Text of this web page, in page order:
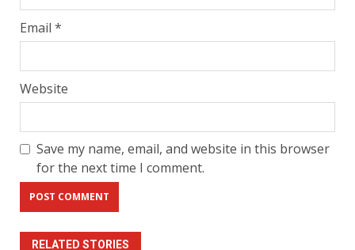
Email *
Website
Save my name, email, and website in this browser
for the next time I comment.
RELATED STORIES